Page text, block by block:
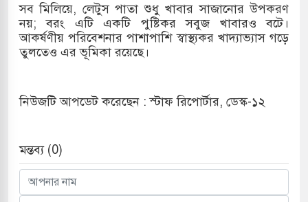
পথে ইসরায়েলীরা,হাতছাড়ার ঝুঁকিতে জরুরি
সব মিলিয়ে, লেটুস পাতা শুধু খাবার সাজানোর উপকরণ
নয়; বরং এটি একটি পুষ্টিকর সবুজ খাবারও বটে।
আকর্ষণীয় পরিবেশনার পাশাপাশি স্বাস্থ্যকর খাদ্যাভ্যাস গড়ে
তুলতেও এর ভূমিকা রয়েছে।
নিউজটি আপডেট করেছেন : স্টাফ রিপোর্টার, ডেস্ক-১২
মন্তব্য (0)